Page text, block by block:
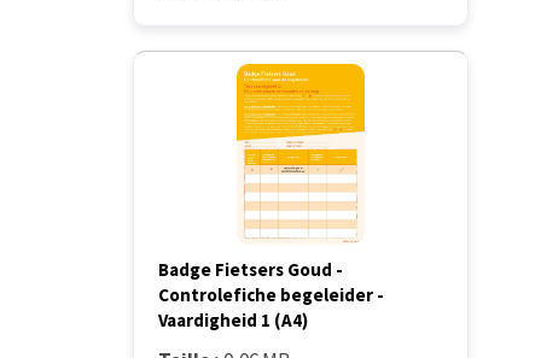
Badge Fietsers Goud -
Controlefiche begeleider -
Vaardigheid 1 (A4)